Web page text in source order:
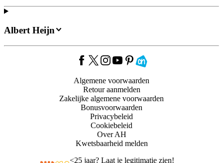
Albert Heijn
Algemene voorwaarden
Retour aanmelden
Zakelijke algemene voorwaarden
Bonusvoorwaarden
Privacybeleid
Cookiebeleid
Over AH
Kwetsbaarheid melden
<25 jaar? Laat je legitimatie zien!